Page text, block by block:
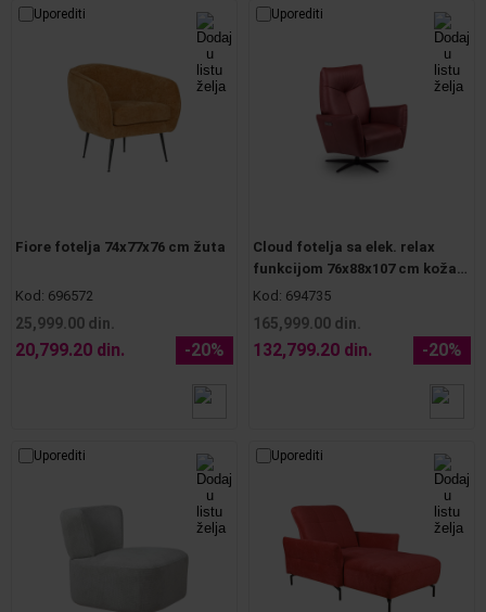
Uporediti
Fiore fotelja 74x77x76 cm žuta
Kod: 696572
25,999.00 din.
20,799.20 din. -20%
Uporediti
Cloud fotelja sa elek. relax
funkcijom 76x88x107 cm koža
bordo
Kod: 694735
165,999.00 din.
132,799.20 din. -20%
Uporediti Uporediti